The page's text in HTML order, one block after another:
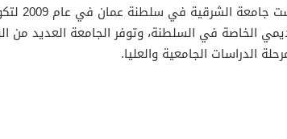
تأسست
الخاصة في السلطنة، وتوفر الجامعة العديد من
الدراسات الجامعية والعليا.